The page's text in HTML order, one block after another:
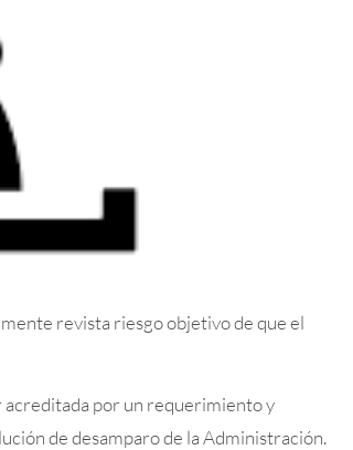
revista riesgo objetivo de que el
acreditada por un requerimiento y
de desamparo de la Administración.